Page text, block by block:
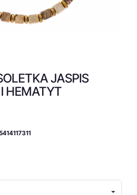
JASPIS
HEMATYT